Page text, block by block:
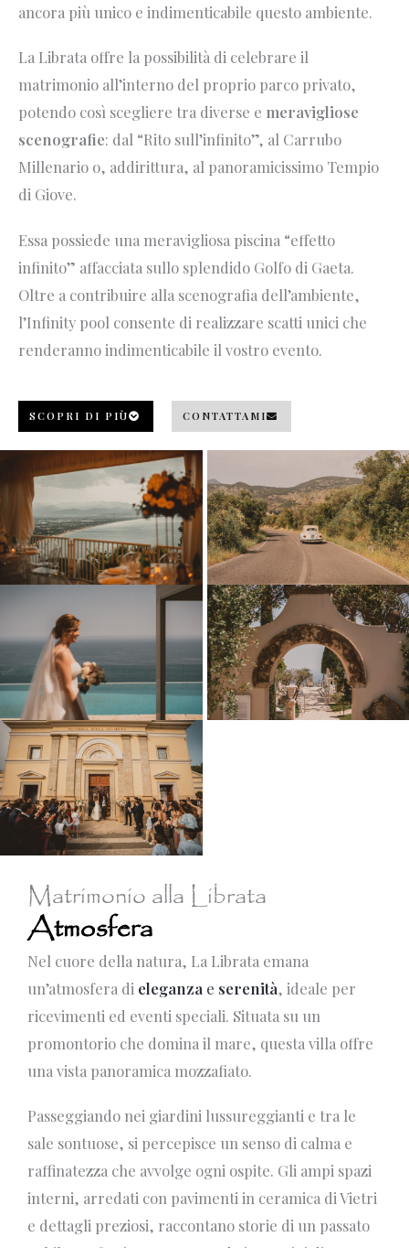
ancora più unico e indimenticabile questo ambiente.
La Librata offre la possibilità di celebrare il
matrimonio all’interno del proprio parco privato,
potendo così scegliere tra diverse e meravigliose
scenografie: dal “Rito sull’infinito”, al Carrubo
Millenario o, addirittura, al panoramicissimo Tempio
di Giove.
Essa possiede una meravigliosa piscina “effetto
infinito” affacciata sullo splendido Golfo di Gaeta.
Oltre a contribuire alla scenografia dell’ambiente,
l’Infinity pool consente di realizzare scatti unici che
renderanno indimenticabile il vostro evento.
SCOPRI DI PIÙ CONTATTAMI
Matrimonio alla Librata
Atmosfera
Nel cuore della natura, La Librata emana
un’atmosfera di eleganza e serenità, ideale per
ricevimenti ed eventi speciali. Situata su un
promontorio che domina il mare, questa villa offre
una vista panoramica mozzafiato.
Passeggiando nei giardini lussureggianti e tra le
sale sontuose, si percepisce un senso di calma e
raffinatezza che avvolge ogni ospite. Gli ampi spazi
interni, arredati con pavimenti in ceramica di Vietri
e dettagli preziosi, raccontano storie di un passato